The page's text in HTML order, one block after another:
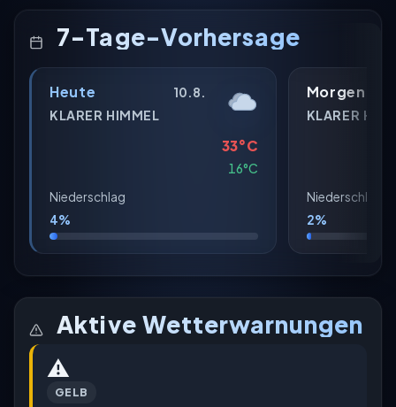
7-Tage-Vorhersage
Heute
10.8.
KLARER HIMMEL
33°C
16°C
Niederschlag
4%
Morgen
KLARER
Niederschlag
2%
Aktive Wetterwarnungen
⚠️
GELB